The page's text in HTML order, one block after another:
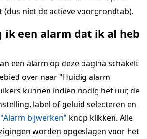
niet de actieve voorgrondtab).
ik een alarm dat ik al heb
een alarm op deze pagina schakelt
over naar "Huidig alarm
kunnen indien nodig het uur, de
label of geluid selecteren en
"Alarm bijwerken" knop klikken. Alle
worden opgeslagen voor het